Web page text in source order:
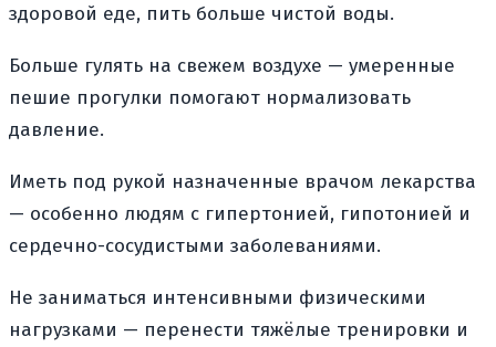
здоровой еде, пить больше чистой воды.
Больше гулять на свежем воздухе — умеренные
пешие прогулки помогают нормализовать
давление.
Иметь под рукой назначенные врачом лекарства
— особенно людям с гипертонией, гипотонией и
сердечно-сосудистыми заболеваниями.
Не заниматься интенсивными физическими
нагрузками — перенести тяжёлые тренировки и